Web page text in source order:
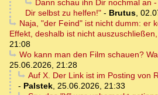
Dann schau ihn Dir nochmal an
Dir selbst zu helfen!" - Brutus,
Naja, "der Feind" ist nicht dumm: er
Effekt, deshalb ist nicht
21:08
Wo kann man den Film schauen?
25.06.2026, 21:28
Auf X. Der Link ist im Posting von
- Palstek, 25.06.2026, 21:33